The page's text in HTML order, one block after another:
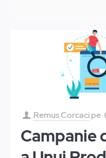
Remus Corcacipe
Campanie